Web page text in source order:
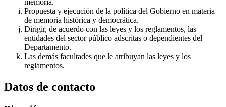
memoria.
Propuesta y ejecución de la política del Gobierno en materia
de memoria histórica y democrática.
Dirigir, de acuerdo con las leyes y los reglamentos, las
entidades del sector público adscritas o dependientes del
Departamento.
Las demás facultades que le atribuyan las leyes y los
reglamentos.
Datos de contacto